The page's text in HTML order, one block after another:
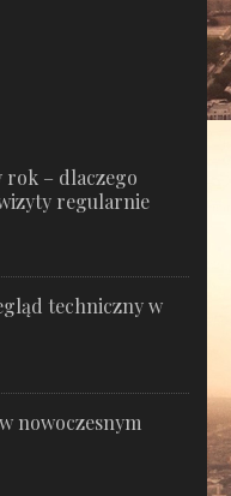
rok – dlaczego
regularnie
techniczny w
nowoczesnym